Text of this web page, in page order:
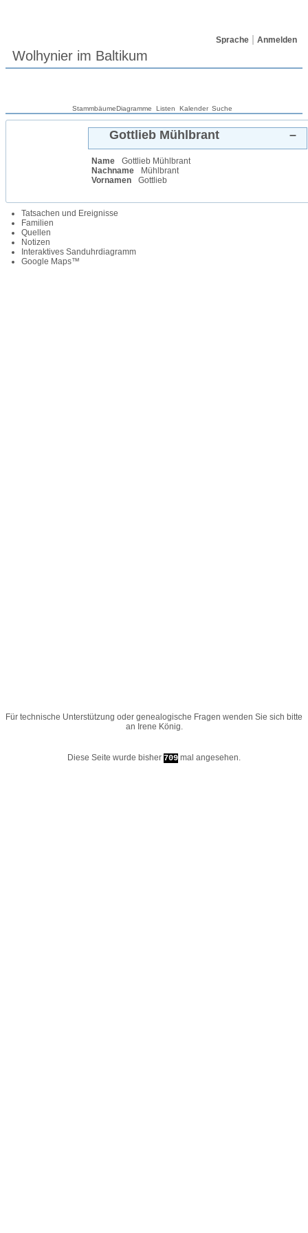
Sprache Anmelden
Wolhynier im Baltikum
StammbäumeDiagramme Listen Kalender Suche
Gottlieb Mühlbrant –
Name Gottlieb Mühlbrant
Nachname
Mühlbrant
Vornamen
Gottlieb
Tatsachen und Ereignisse
Familien
Quellen
Notizen
Interaktives Sanduhrdiagramm
Google Maps™
Für technische Unterstützung oder genealogische Fragen wenden Sie sich bitte
an Irene König.
Diese Seite wurde bisher 709 mal angesehen.